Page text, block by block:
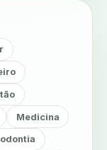
Medicina